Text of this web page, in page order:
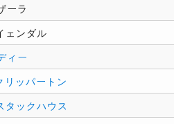
ーラ
ェンダル
ィー
リッパートン
タックハウス